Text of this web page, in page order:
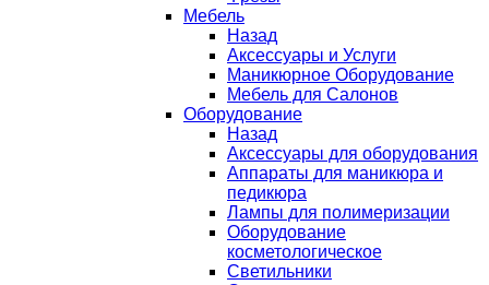
Мебель
Назад
Аксессуары и Услуги
Маникюрное Оборудование
Мебель для Салонов
Оборудование
Назад
Аксессуары для оборудования
Аппараты для маникюра и
педикюра
Лампы для полимеризации
Оборудование
косметологическое
Светильники